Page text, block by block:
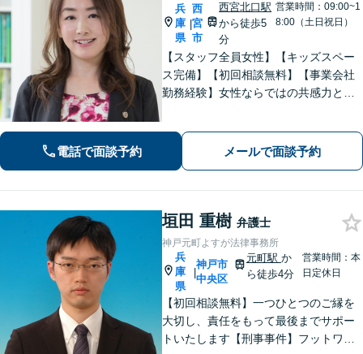
兵
庫
県
|
西
宮
市
西宮北口駅
から徒歩5
分
営業時間：09:00~1
8:00（土日祝日）
【スタッフ全員女性】【キッズスペー
ス完備】【初回相談無料】【事業会社
勤務経験】女性ならではの共感力とコ
利を守ります。特に離婚や相続など家
族の事案が得意です。
電話で面談予約 メールで面談予約
垣田 重樹 弁護士
神戸元町よすが法律事務所
兵
庫
県
|
神戸市
中央区
元町駅 か
ら徒歩4分
営業時間：本
日定休日
【初回相談無料】一つひとつのご縁を
大切し、責任をもって最後までサポー
トいたします【刑事事件】フットワー